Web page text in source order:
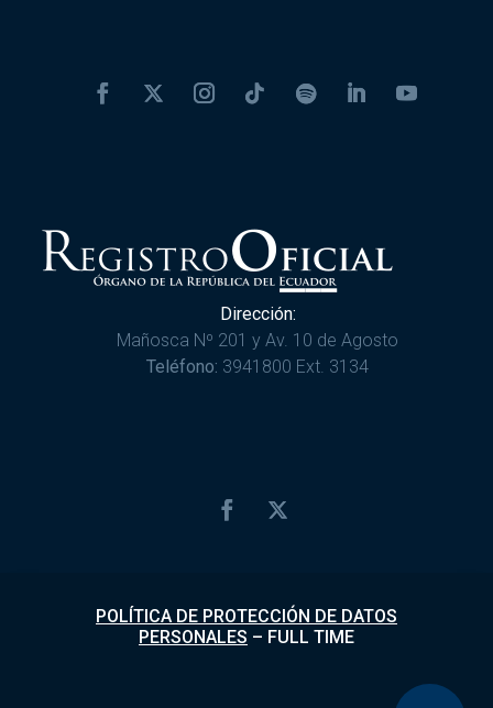
Dirección:
Mañosca Nº 201 y Av. 10 de Agosto
Teléfono: 3941800 Ext. 3134
POLÍTICA DE PROTECCIÓN DE DATOS
PERSONALES – FULL TIME